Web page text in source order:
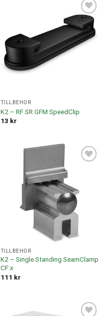
Lägg till i
offertlista
TILLBEHÖR
K2 – RF SR GFM SpeedClip
13 kr
TILLBEHÖR
K2 – Single Standing SeamClamp
CF:x
111 kr